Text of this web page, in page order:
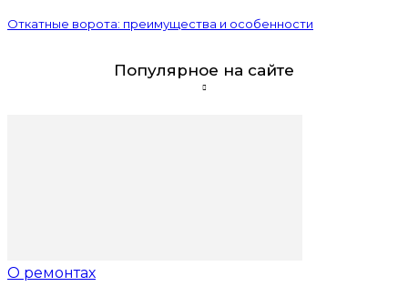
Откатные ворота: преимущества и особенности
Популярное на сайте
О ремонтах